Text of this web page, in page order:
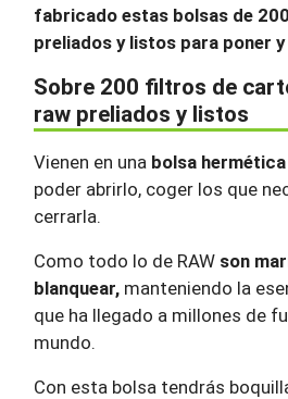
fabricado estas bolsas de
preliados y listos para poner
Sobre 200 filtros de
raw preliados y listos
Vienen en una bolsa
poder abrirlo, coger los que
cerrarla.
Como todo lo de RAW son
blanquear, manteniendo la
que ha llegado a millones de
mundo.
Con esta bolsa tendrás